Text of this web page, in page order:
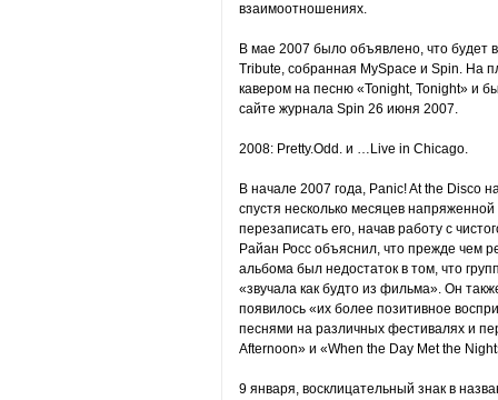
взаимоотношениях.
В мае 2007 было объявлено, что будет
Tribute, собранная MySpace и Spin. На
кавером на песню «Tonight, Tonight» и
сайте журнала Spin 26 июня 2007.
2008: Pretty.Odd. и …Live in Chicago.
В начале 2007 года, Panic! At the Disco
спустя несколько месяцев
перезаписать его, начав работу с
Райан Росс объяснил, что прежде чем
альбома был недостаток в том, что
«звучала как будто из фильма». Он
появилось «их более позитивное
песнями на различных фестивалях и
Afternoon» и «When the Day Met the
9 января, восклицательный знак в